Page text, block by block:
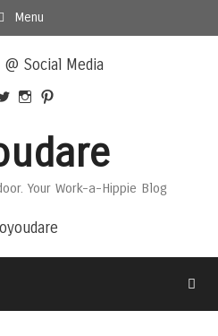
Menu
@ Social Media
View
Twitter
View
Instagram
View
on
Pinterest
Your Work-a-Hippie Blog